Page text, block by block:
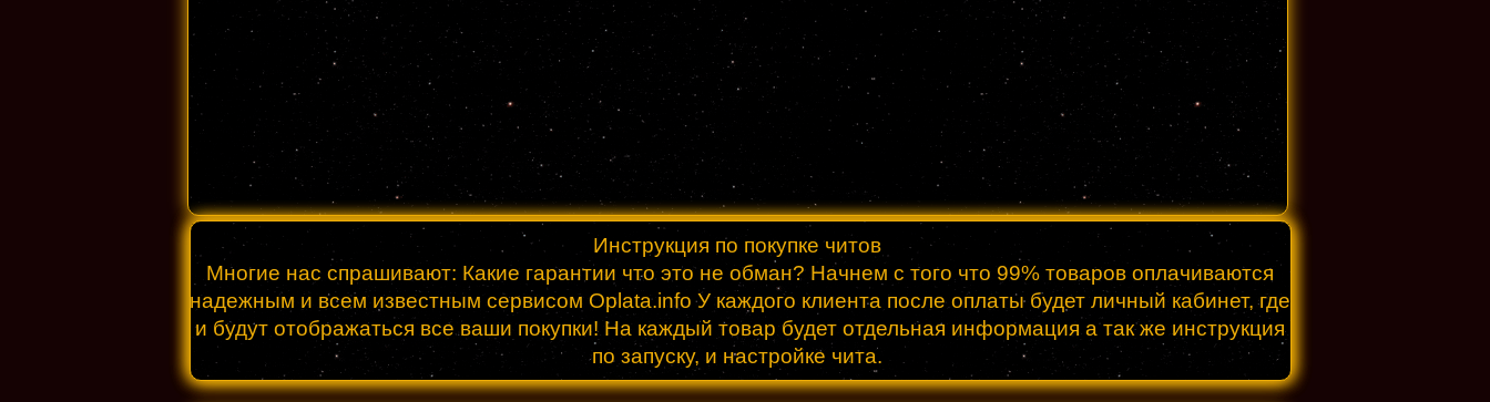
Инструкция по покупке читов
Многие нас спрашивают: Какие гарантии что это не обман? Начнем с того что 99% товаров оплачиваются
надежным и всем известным сервисом Oplata.info У каждого клиента после оплаты будет личный кабинет, где
и будут отображаться все ваши покупки! На каждый товар будет отдельная информация а так же инструкция
по запуску, и настройке чита.